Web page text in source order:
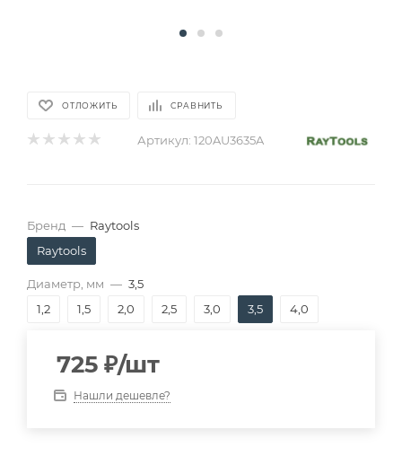
ОТЛОЖИТЬ СРАВНИТЬ
Артикул: 120AU3635A
Бренд — Raytools
Raytools
Диаметр, мм — 3,5
1,2
1,5 2,0 2,5 3,0 3,5 4,0
725 ₽/шт
Нашли дешевле?